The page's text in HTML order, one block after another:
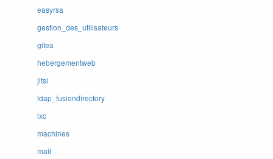
easyrsa
gestion_des_utilisateurs
gitea
hebergementweb
jitsi
ldap_fusiondirectory
lxc
machines
mail